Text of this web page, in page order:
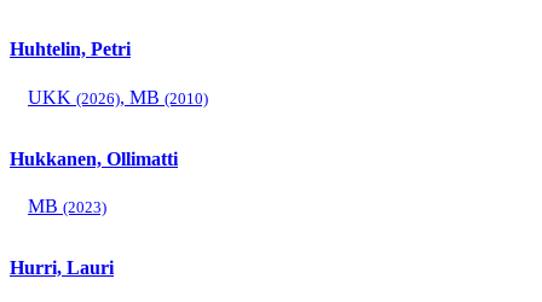
Huhtelin, Petri
UKK (2026), MB (2010)
Hukkanen, Ollimatti
MB (2023)
Hurri, Lauri